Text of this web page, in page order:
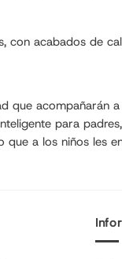
acabados de
acompañarán
para
que a los niños les